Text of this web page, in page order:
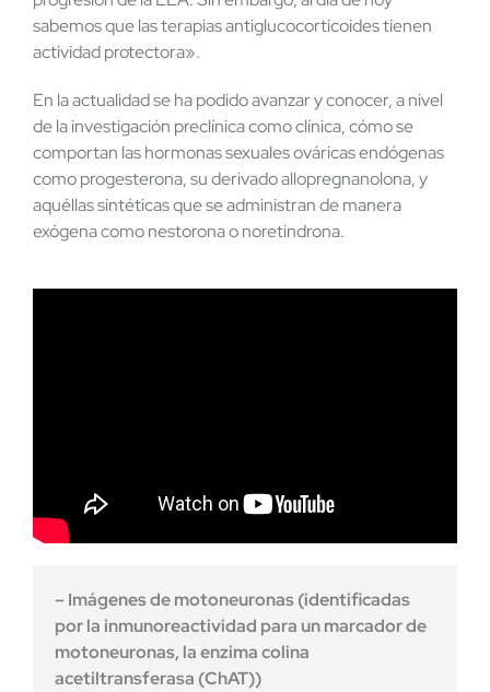
sabemos que las terapias antiglucocorticoides tienen
actividad protectora».
En la actualidad se ha podido avanzar y conocer, a nivel
de la investigación preclínica como clínica, cómo se
comportan las hormonas sexuales ováricas endógenas
como progesterona, su derivado allopregnanolona, y
aquéllas sintéticas que se administran de manera
exógena como nestorona o noretindrona.
– Imágenes de motoneuronas (identificadas
por la inmunoreactividad para un marcador de
motoneuronas, la enzima colina
acetiltransferasa (ChAT))